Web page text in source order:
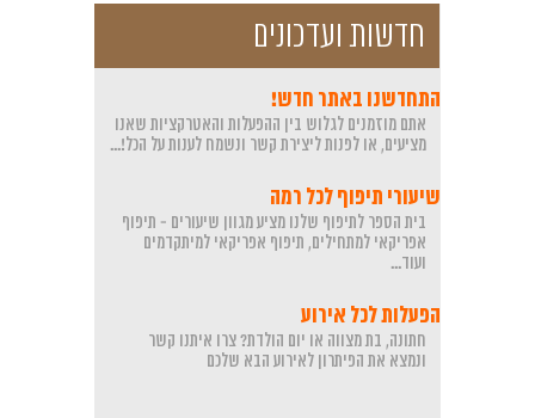
חדשות ועדכונים
התחדשנו באתר חדש!
אתם מוזמנים לגלוש בין ההפעלות והאטרקציות שאנו
מציעים, או לפנות ליצירת קשר ונשמח לענות על הכל!...
שיעורי תיפוף לכל רמה
בית הספר לתיפוף שלנו מציע מגוון שיעורים - תיפוף
אפריקאי למתחילים, תיפוף אפריקאי למיתקדמים
ועוד...
הפעלות לכל אירוע
חתונה, בת מצווה או יום הולדת? צרו איתנו קשר
ונמצא את הפיתרון לאירוע הבא שלכם